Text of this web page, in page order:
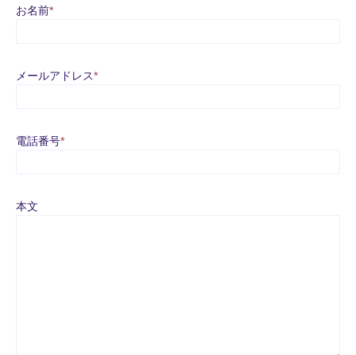
お名前*
メールアドレス*
電話番号*
本文